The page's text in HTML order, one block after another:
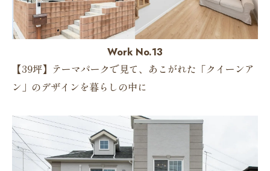
Work No.13
【39坪】テーマパークで見て、あこがれた「クイーンア
ン」のデザインを暮らしの中に